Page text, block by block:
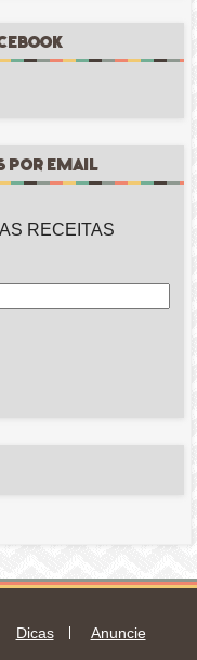
POR EMAIL
RECEITAS
Dicas Anuncie